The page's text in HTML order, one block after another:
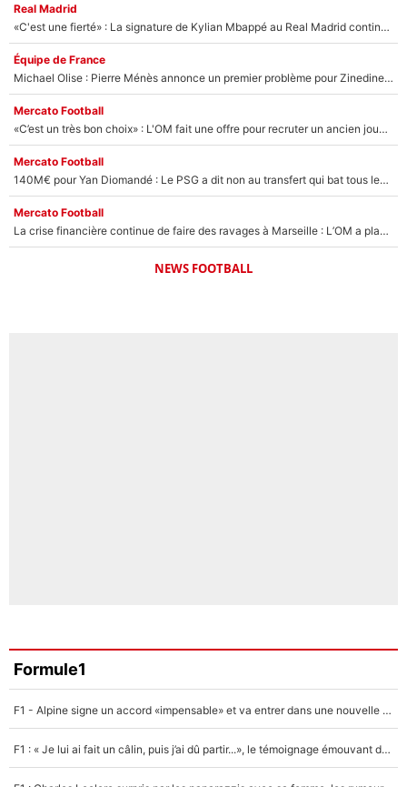
Real Madrid
«C'est une fierté» : La signature de Kylian Mbappé au Real Madrid continue de régaler l'Espagne
Équipe de France
Michael Olise : Pierre Ménès annonce un premier problème pour Zinedine Zidane en équipe de France
Mercato Football
«C’est un très bon choix» : L'OM fait une offre pour recruter un ancien joueur du PSG... et c'est validé dans l'After Foot !
Mercato Football
140M€ pour Yan Diomandé : Le PSG a dit non au transfert qui bat tous les records sur le mercato
Mercato Football
La crise financière continue de faire des ravages à Marseille : L’OM a placé 12 joueurs sur le marché des transferts… et ça pourrait lui rapporter près de 100M€ !
NEWS FOOTBALL
Formule1
F1 - Alpine signe un accord «impensable» et va entrer dans une nouvelle dimension : Grande nouvelle pour Pierre Gasly !
F1 : « Je lui ai fait un câlin, puis j’ai dû partir...», le témoignage émouvant de Max Verstappen sur sa fille